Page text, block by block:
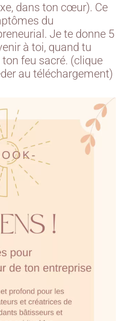
dans ton cœur). Ce
du
Je te donne 5
à toi, quand tu
feu sacré. (clique
au téléchargement)